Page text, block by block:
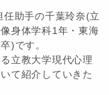
任助手の千葉玲奈(立
身体学科1年・東海
)です。
立教大学現代心理
て紹介していきた